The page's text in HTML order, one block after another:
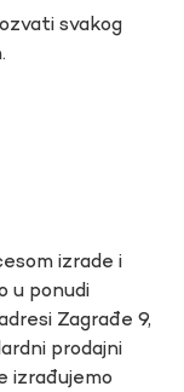
svakog
izrade i
u ponudi
Zagrađe 9,
prodajni
izrađujemo